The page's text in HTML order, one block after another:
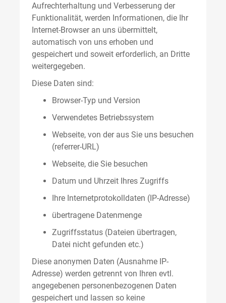
Aufrechterhaltung und Verbesserung der
Funktionalität, werden Informationen, die Ihr
Internet-Browser an uns übermittelt,
automatisch von uns erhoben und
gespeichert und soweit erforderlich, an Dritte
weitergegeben.
Diese Daten sind:
Browser-Typ und Version
Verwendetes Betriebssystem
Webseite, von der aus Sie uns besuchen
(referrer-URL)
Webseite, die Sie besuchen
Datum und Uhrzeit Ihres Zugriffs
Ihre Internetprotokolldaten (IP-Adresse)
übertragene Datenmenge
Zugriffsstatus (Dateien übertragen,
Datei nicht gefunden etc.)
Diese anonymen Daten (Ausnahme IP-
Adresse) werden getrennt von Ihren evtl.
angegebenen personenbezogenen Daten
gespeichert und lassen so keine